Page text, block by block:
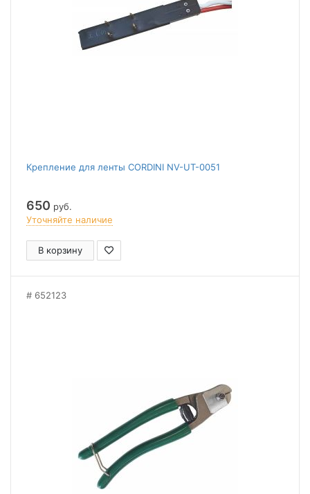
Крепление для ленты CORDINI NV-UT-0051
650 руб.
Уточняйте наличие
В корзину
652123